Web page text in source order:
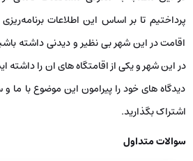
پرداختیم تا بر اساس این اطلاعات
اقامت در این شهر بی نظیر و دیدنی داشته
در این شهر و یکی از اقامتگاه های ان را
دیدگاه های خود را پیرامون این موضوع با ما
اشتراک بگذارید.
سوالات متداول